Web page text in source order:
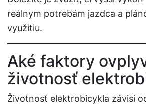
reálnym potrebám jazdca a
využitiu.
Aké faktory
životnosť
Životnosť elektrobicykla závisí